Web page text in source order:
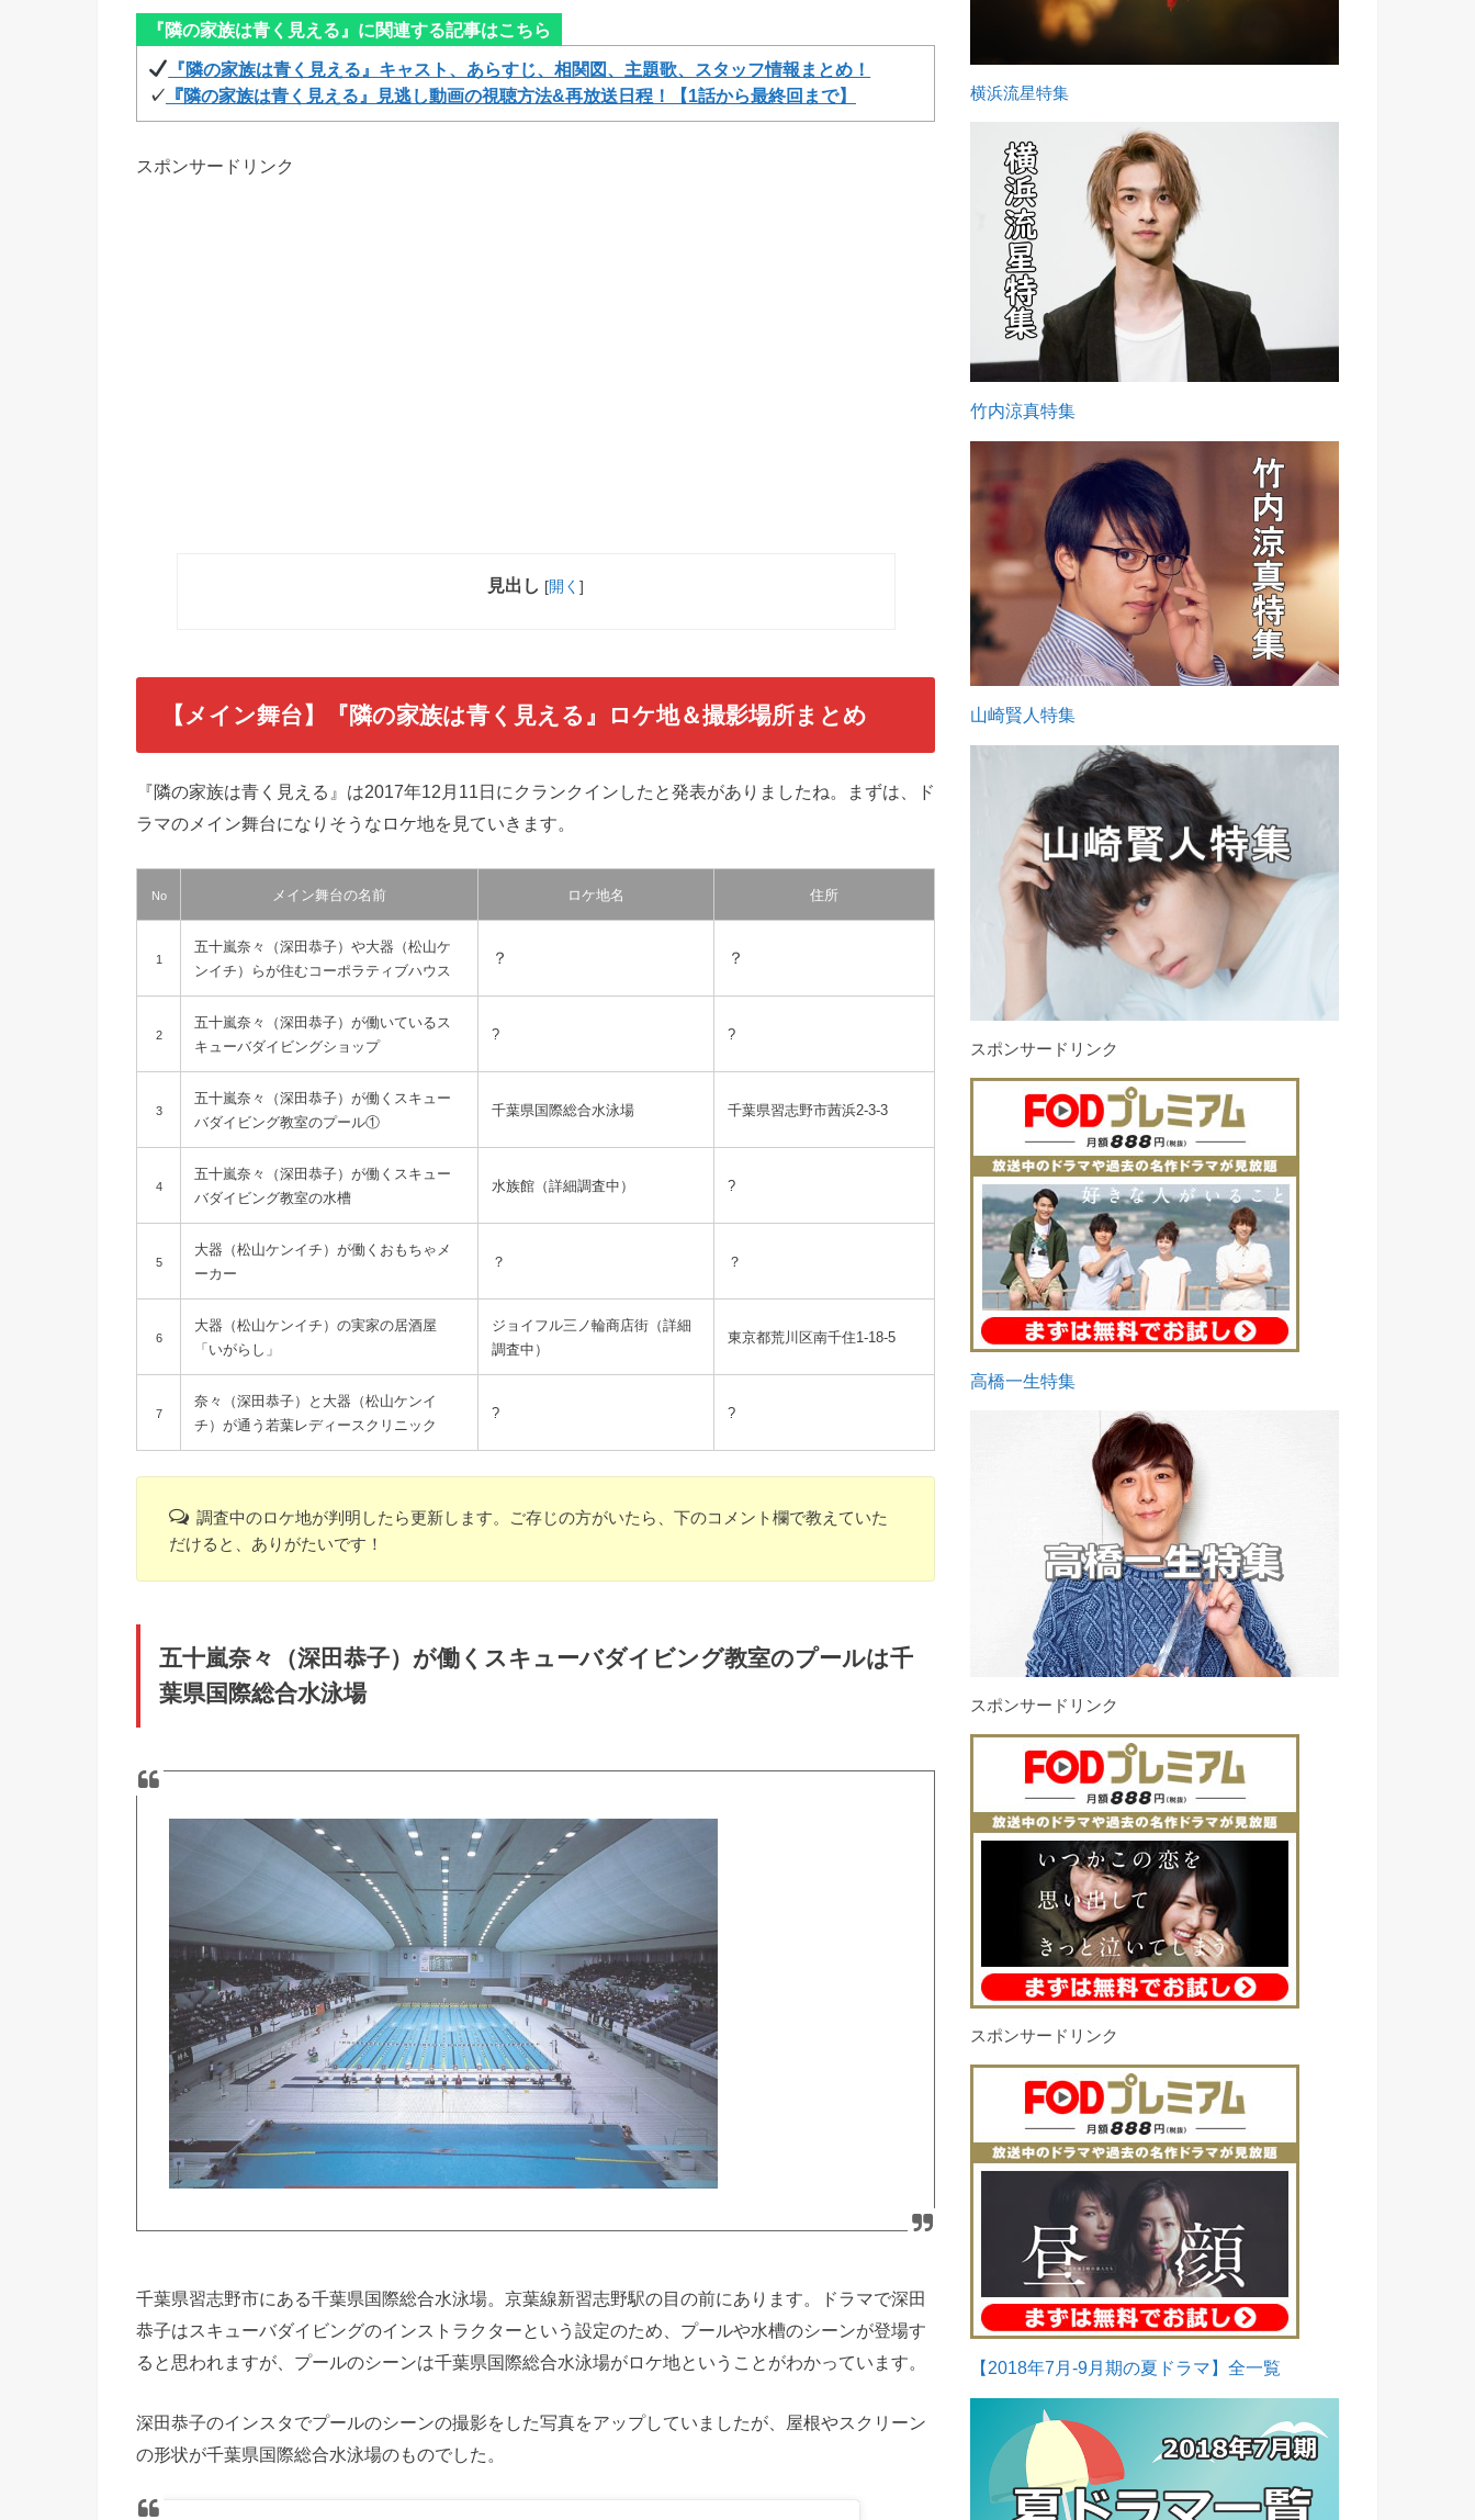
『隣の家族は青く見える』に関連する記事はこちら
『隣の家族は青く見える』キャスト、あらすじ、相関図、主題歌、スタッフ情報まとめ！
✓ 『隣の家族は青く見える』見逃し動画の視聴方法&再放送日程！【1話から最終回まで】
スポンサードリンク
見出し [開く ]
【メイン舞台】『隣の家族は青く見える』ロケ地＆撮影場所まとめ
『隣の家族は青く見える』は2017年12月11日にクランクインしたと発表がありましたね。まずは、ド
ラマのメイン舞台になりそうなロケ地を見ていきます。
No メイン舞台の名前 ロケ地名 住所
1
五十嵐奈々（深田恭子）や大器（松山ケ
ンイチ）らが住むコーポラティブハウス
？ ？
2
五十嵐奈々（深田恭子）が働いているス
キューバダイビングショップ
? ?
3
五十嵐奈々（深田恭子）が働くスキュー
バダイビング教室のプール①
千葉県国際総合水泳場 千葉県習志野市茜浜2-3-3
4
五十嵐奈々（深田恭子）が働くスキュー
バダイビング教室の水槽
水族館（詳細調査中） ?
5
大器（松山ケンイチ）が働くおもちゃメ
ーカー
？ ？
6
大器（松山ケンイチ）の実家の居酒屋
「いがらし」
ジョイフル三ノ輪商店街（詳細
調査中）
東京都荒川区南千住1-18-5
7
奈々（深田恭子）と大器（松山ケンイ
チ）が通う若葉レディースクリニック
? ?
調査中のロケ地が判明したら更新します。ご存じの方がいたら、下のコメント欄で教えていた
だけると、ありがたいです！
五十嵐奈々（深田恭子）が働くスキューバダイビング教室のプールは千
葉県国際総合水泳場
千葉県習志野市にある千葉県国際総合水泳場。京葉線新習志野駅の目の前にあります。ドラマで深田
恭子はスキューバダイビングのインストラクターという設定のため、プールや水槽のシーンが登場す
ると思われますが、プールのシーンは千葉県国際総合水泳場がロケ地ということがわかっています。
深田恭子のインスタでプールのシーンの撮影をした写真をアップしていましたが、屋根やスクリーン
の形状が千葉県国際総合水泳場のものでした。
横浜流星特集
竹内涼真特集
山崎賢人特集
スポンサードリンク
高橋一生特集
スポンサードリンク
スポンサードリンク
【2018年7月-9月期の夏ドラマ】全一覧